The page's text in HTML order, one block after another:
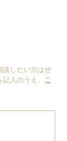
談したい方はぜ
入のうえ、 こ